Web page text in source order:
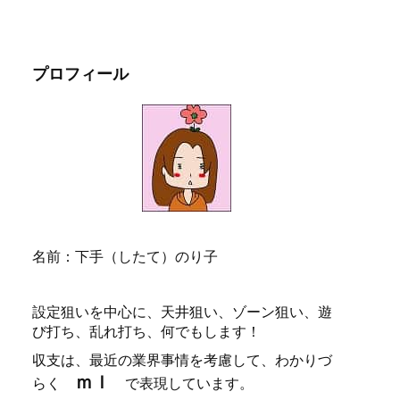
プロフィール
名前：下手（したて）のり子
設定狙いを中心に、天井狙い、ゾーン狙い、遊
び打ち、乱れ打ち、何でもします！
収支は、最近の業界事情を考慮して、わかりづ
らく
ｍｌ
で表現しています。